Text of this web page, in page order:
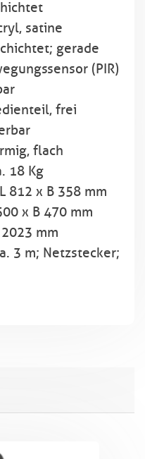
satine
gerade
(PIR)
frei
flach
18 Kg
812 x B 358 mm
x B 470 mm
mm
3 m; Netzstecker;